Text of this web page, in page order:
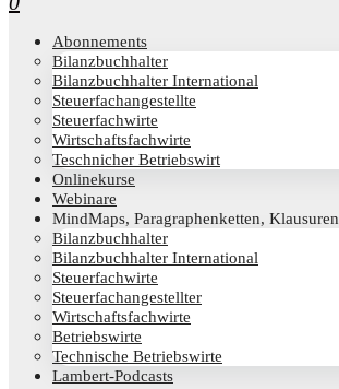
Abon­ne­ments
Bilanz­buch­hal­ter
Bilanz­buch­hal­ter International
Steu­er­fach­an­ge­stell­te
Steu­er­fach­wir­te
Wirt­schafts­fach­wir­te
Teschni­cher Betriebswirt
Online­kur­se
Web­i­na­re
Mind­Maps, Para­gra­phen­ket­ten, Klausuren
Bilanz­buch­hal­ter
Bilanz­buch­hal­ter International
Steu­er­fach­wir­te
Steu­er­fach­an­ge­stell­ter
Wirt­schafts­fach­wir­te
Betriebs­wir­te
Tech­ni­sche Betriebswirte
Lam­­bert-Pod­­casts